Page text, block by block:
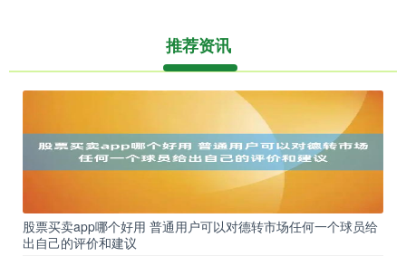
推荐资讯
股票买卖app哪个好用 普通用户可以对德转市场任何一个球员给
出自己的评价和建议